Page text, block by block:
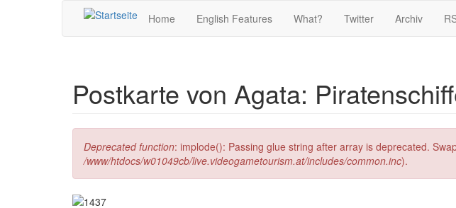
Home
English Features What? Twitter Archiv
Postkarte von Agata:
Fehlermeldung
Deprecated function: implode(): Passing glue string after array is deprecated.
/www/htdocs/w01049cb/live.videogametourism.at/includes/common.inc).